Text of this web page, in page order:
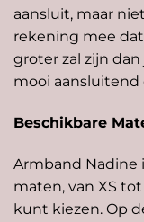
aansluit, maar
rekening mee
groter zal zijn
mooi aansluitend
Beschikbare
Armband Nadine
maten, van XS
kunt kiezen. Op